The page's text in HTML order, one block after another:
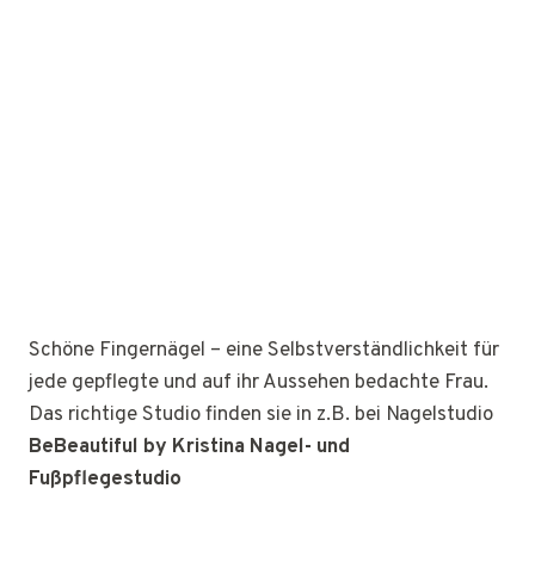
Schöne Fingernägel – eine Selbstverständlichkeit für
jede gepflegte und auf ihr Aussehen bedachte Frau.
Das richtige Studio finden sie in z.B. bei Nagelstudio
BeBeautiful by Kristina Nagel- und
Fußpflegestudio